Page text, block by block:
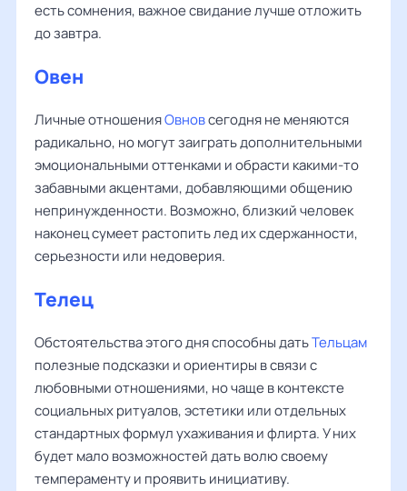
есть сомнения, важное свидание лучше отложить
до завтра.
Овен
Личные отношенияОвновсегодня не меняются
радикально, но могут заиграть дополнительными
эмоциональными оттенками и обрасти какими-то
забавными акцентами, добавляющими общению
непринужденности. Возможно, близкий человек
наконец сумеет растопить лед их сдержанности,
серьезности или недоверия.
Телец
Обстоятельства этого дня способны датьТельцам
полезные подсказки и ориентиры в связи с
любовными отношениями, но чаще в контексте
социальных ритуалов, эстетики или отдельных
стандартных формул ухаживания и флирта. У них
будет мало возможностей дать волю своему
темпераменту и проявить инициативу.